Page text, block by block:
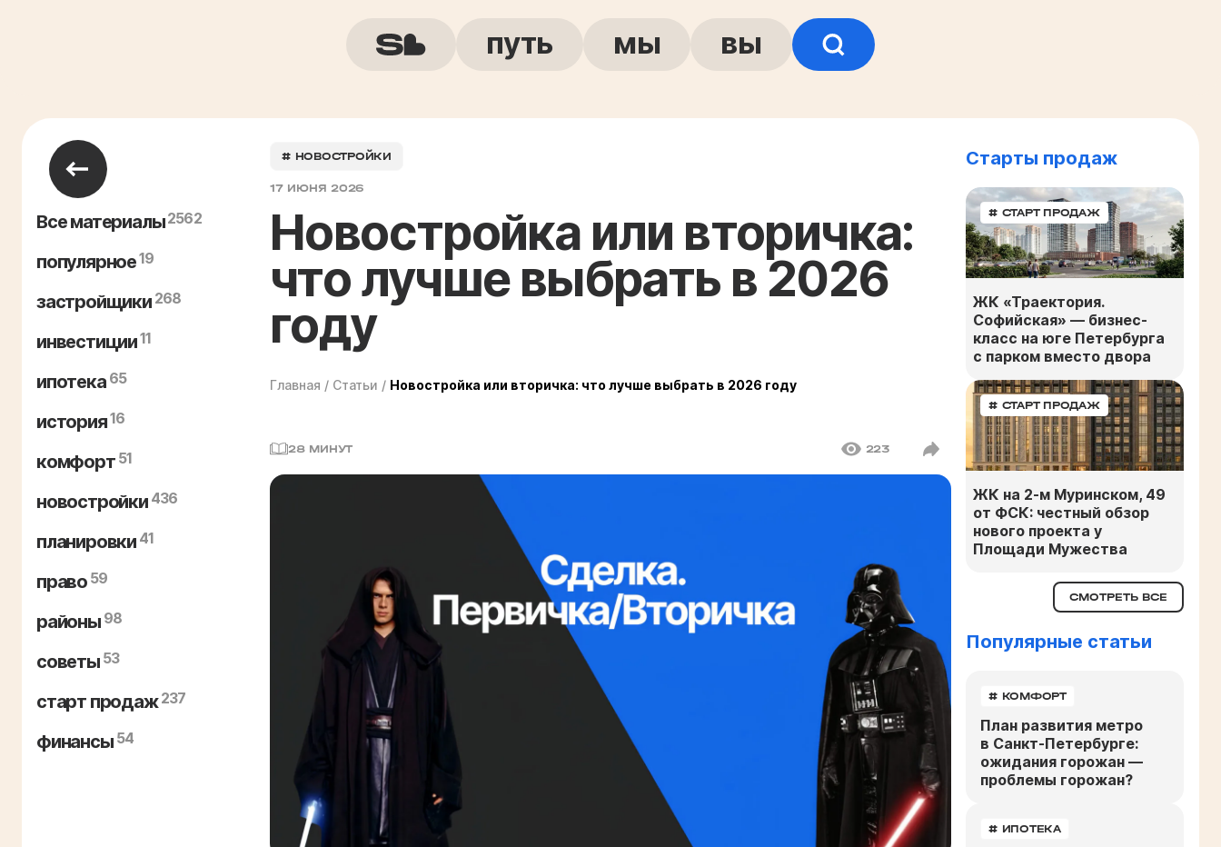
путь мы вы
Все материалы2562
популярное19
застройщики 268
инвестиции11
ипотека 65
история16
комфорт 51
новостройки 436
планировки 41
право 59
районы 98
советы 53
старт продаж 237
финансы 54
# НОВОСТРОЙКИ
17 ИЮНЯ 2026
Новостройка или вторичка:
что лучше выбрать в 2026
году
Главная / Статьи / Новостройка или вторичка: что лучше выбрать в 2026 году
28 МИНУТ 223
Старты продаж
# СТАРТ ПРОДАЖ
ЖК «Траектория.
Софийская» — бизнес-
класс на юге Петербурга
с парком вместо двора
# СТАРТ ПРОДАЖ
ЖК на 2-м Муринском, 49
от ФСК: честный обзор
нового проекта у
Площади Мужества
СМОТРЕТЬ ВСЕ
Популярные статьи
# КОМФОРТ
План развития метро
в Санкт-Петербурге:
ожидания горожан —
проблемы горожан?
# ИПОТЕКА